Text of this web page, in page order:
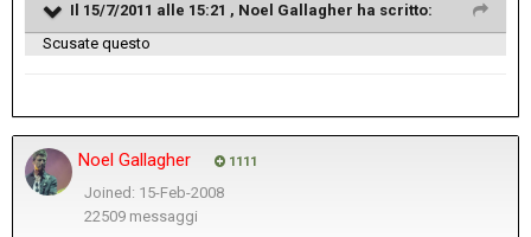
Il 15/7/2011 alle 15:21 , Noel Gallagher ha scritto:
Scusate questo
Noel Gallagher 1111
Joined: 15-Feb-2008
22509 messaggi